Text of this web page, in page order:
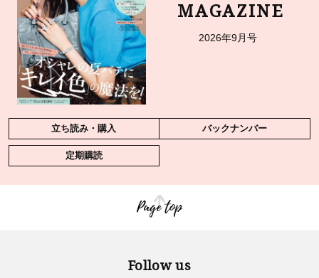
MAGAZINE
2026年9月号
立ち読み・購入 バックナンバー
定期購読
Page top
Follow us